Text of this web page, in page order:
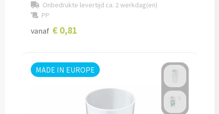
Paraplu's & Poncho's
Handmatige paraplu's bedrukken
Automatische paraplu's bedrukken
Stormparaplu's bedrukken
Onbedrukte levertijd ca. 2 werkdag(en)
PP
vanaf € 0,81
MADE IN EUROPE